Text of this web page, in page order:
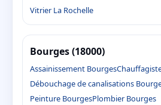
Vitrier La Rochelle
Bourges (18000)
Assainissement Bourges
Débouchage de canalisations
Peinture BourgesPlombier Bourges